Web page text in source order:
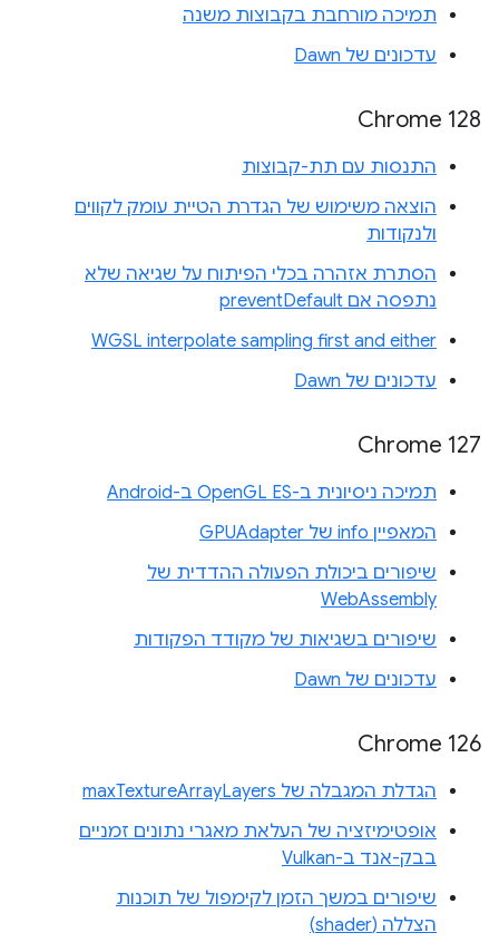
תמיכה מורחבת בקבוצות משנה
עדכונים של Dawn
‫Chrome 128
התנסות עם תת-קבוצות
הוצאה משימוש של הגדרת הטיית עומק לקווים
ולנקודות
הסתרת אזהרה בכלי הפיתוח על שגיאה שלא
נתפסה אם preventDefault
WGSL interpolate sampling first and either
עדכונים של Dawn
Chrome 127
תמיכה ניסיונית ב-OpenGL ES ב-Android
המאפיין info של GPUAdapter
שיפורים ביכולת הפעולה ההדדית של
WebAssembly
שיפורים בשגיאות של מקודד הפקודות
עדכונים של Dawn
Chrome 126
הגדלת המגבלה של maxTextureArrayLayers
אופטימיזציה של העלאת מאגרי נתונים זמניים
בבק-אנד ב-Vulkan
שיפורים במשך הזמן לקימפול של תוכנות
הצללה (shader)